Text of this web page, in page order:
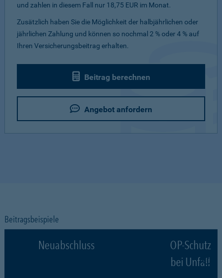
und zahlen in diesem Fall nur 18,75 EUR im Monat.
Zusätzlich haben Sie die Möglichkeit der halbjährlichen oder
jährlichen Zahlung und können so nochmal 2 % oder 4 % auf
Ihren Versicherungsbeitrag erhalten.
Beitrag berechnen
Angebot anfordern
Beitragsbeispiele
Neuabschluss
OP-Schutz
bei Unfall